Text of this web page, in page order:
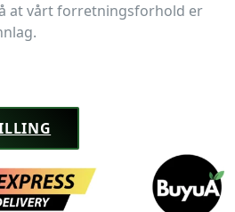
at vårt forretningsforhold er